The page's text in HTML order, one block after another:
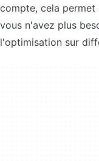
compte, cela permet
vous n'avez plus
l'optimisation sur